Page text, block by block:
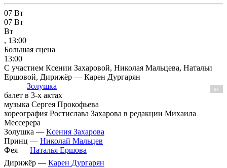
07 Вт
07 Вт
Вт
, 13:00
Большая сцена
13:00
С участием Ксении Захаровой, Николая Мальцева, Натальи
Ершовой, Дирижёр — Карен Дургарян
Золушка
6+
балет в 3-х актах
музыка Сергея Прокофьева
хореография Ростислава Захарова в редакции Михаила
Мессерера
Золушка — Ксения Захарова
Принц — Николай Мальцев
Фея — Наталья Ершова
Дирижёр — Карен Дургарян